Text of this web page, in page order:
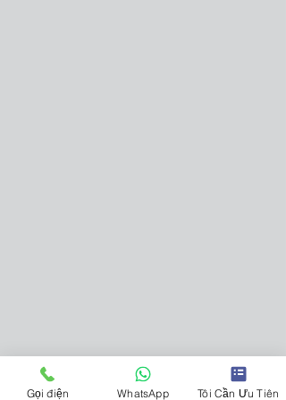
Gọi điện WhatsApp Tôi Cần Ưu Tiên